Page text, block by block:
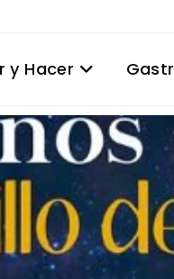
y Hacer